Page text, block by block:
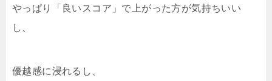
やっぱり「良いスコア」で上がった方が気持ちいい
し、
優越感に浸れるし、